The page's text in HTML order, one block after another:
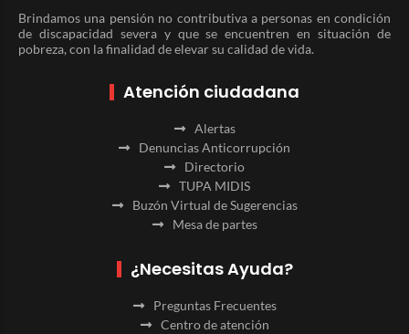
Brindamos una pensión no contributiva a personas en condición
de discapacidad severa y que se encuentren en situación de
pobreza, con la finalidad de elevar su calidad de vida.
Atención ciudadana
Alertas
Denuncias Anticorrupción
Directorio
TUPA MIDIS
Buzón Virtual de Sugerencias
Mesa de partes
¿Necesitas Ayuda?
Preguntas Frecuentes
Centro de atención